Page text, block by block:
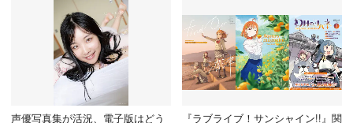
声優写真集が活況、電子版はどう
『ラブライブ！サンシャイン!!』関